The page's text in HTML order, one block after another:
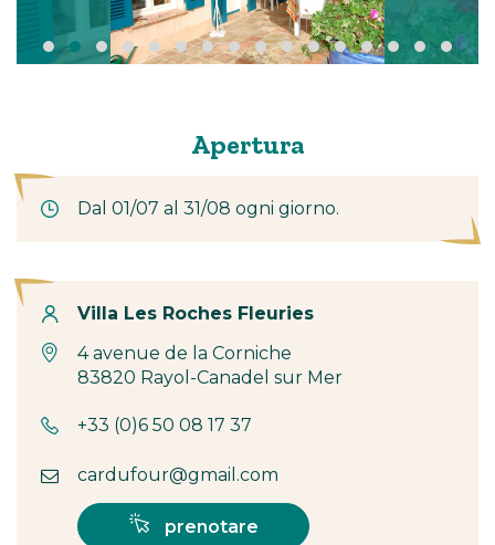
Apertura
Dal 01/07 al 31/08 ogni giorno.
Contatto
Villa Les Roches Fleuries
4 avenue de la Corniche
83820 Rayol-Canadel sur Mer
+33 (0)6 50 08 17 37
cardufour@gmail.com
prenotare